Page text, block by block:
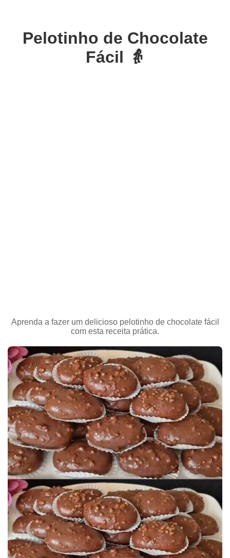
Pelotinho de Chocolate
Fácil 👵
Aprenda a fazer um delicioso pelotinho de chocolate fácil
com esta receita prática.